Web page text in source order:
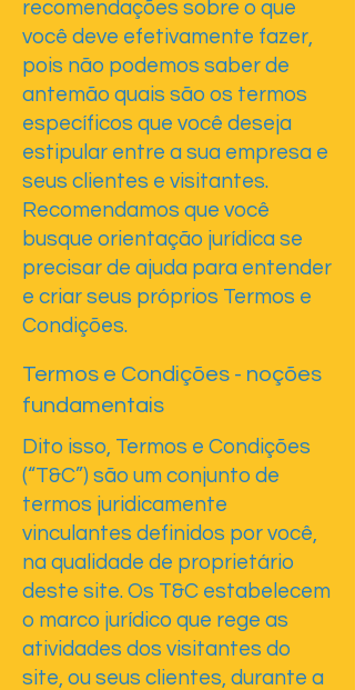
recomendações sobre o que
você deve efetivamente fazer,
pois não podemos saber de
antemão quais são os termos
específicos que você deseja
estipular entre a sua empresa e
seus clientes e visitantes.
Recomendamos que você
busque orientação jurídica se
precisar de ajuda para entender
e criar seus próprios Termos e
Condições.
Termos e Condições - noções
fundamentais
Dito isso, Termos e Condições
(“T&C”) são um conjunto de
termos juridicamente
vinculantes definidos por você,
na qualidade de proprietário
deste site. Os T&C estabelecem
o marco jurídico que rege as
atividades dos visitantes do
site, ou seus clientes, durante a